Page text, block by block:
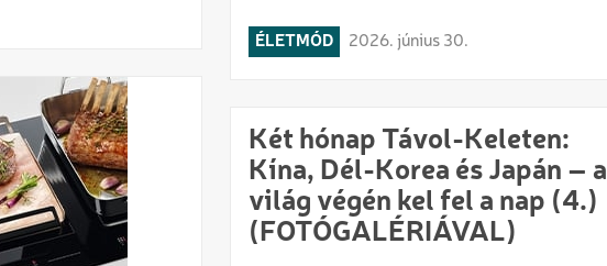
ÉLETMÓD 2026. június 30.
Két hónap Távol-Keleten:
Kína, Dél-Korea és Japán – a
világ végén kel fel a nap (4.)
(FOTÓGALÉRIÁVAL)